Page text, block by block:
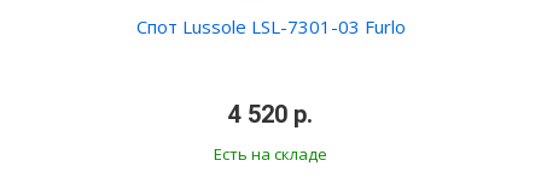
Спот Lussole LSL-7301-03 Furlo
4 520 р.
Есть на складе